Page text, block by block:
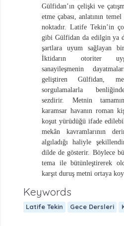
Gülfidan’ın çelişki ve
etme çabası, anlatının
noktadır. Latife Tekin’in
gibi Gülfidan da edilgin ya
şartlara uyum sağlayan
İktidarın otoriter
sanayileşmenin
geliştiren Gülfidan,
sorgulamalarla
sezdirir. Metnin
karamsar havanın roman
koşut yürüdüğü ifade
mekân kavramlarının
algıladığı haliyle
dilde de gösterir. Böylece
tema ile bütünleştirerek
karşıt duruş metni ortaya
Keywords
Latife Tekin Gece Dersleri